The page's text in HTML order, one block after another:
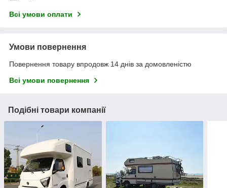
Всі умови оплати
Умови повернення
Повернення товару впродовж 14 днів за домовленістю
Всі умови повернення
Подібні товари компанії